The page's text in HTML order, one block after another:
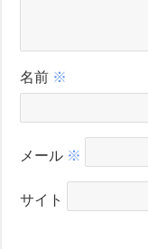
名前 ※
メール ※
サイト